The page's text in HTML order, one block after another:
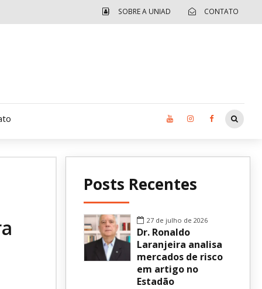
SOBRE A UNIAD CONTATO
Independência Jovem – FOLIA
Revista UNIAD
Posts Recentes
27 de julho de 2026
Dr. Ronaldo
Laranjeira analisa
mercados de risco
em artigo no
Estadão